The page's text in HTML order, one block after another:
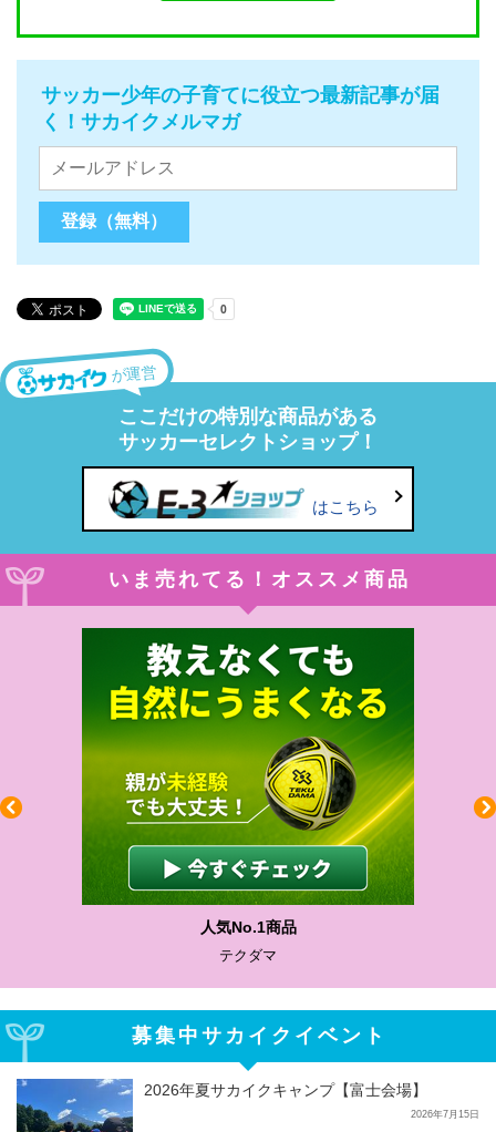
サッカー少年の子育てに役立つ最新記事が届
く！サカイクメルマガ
が運営
ここだけの特別な商品がある
サッカーセレクトショップ！
はこちら
いま売れてる！オススメ商品
人気No.1商品
テクダマ
募集中サカイクイベント
2026年夏サカイクキャンプ【富士会場】
2026年7月15日